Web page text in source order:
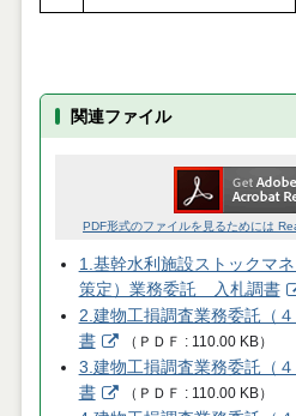
関連ファイル
PDF形式のファイルを見るためには
1.基幹水利施設ストックマ
策定）業務委託 入札調書
2.建物工損調査業務委託（
書
（ ＰＤＦ 110.00 KB）
3.建物工損調査業務委託（
書
（ ＰＤＦ 110.00 KB）